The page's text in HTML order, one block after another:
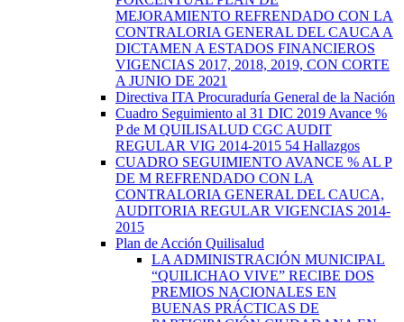
MEJORAMIENTO REFRENDADO CON LA
CONTRALORIA GENERAL DEL CAUCA A
DICTAMEN A ESTADOS FINANCIEROS
VIGENCIAS 2017, 2018, 2019, CON CORTE
A JUNIO DE 2021
Directiva ITA Procuraduría General de la Nación
Cuadro Seguimiento al 31 DIC 2019 Avance %
P de M QUILISALUD CGC AUDIT
REGULAR VIG 2014-2015 54 Hallazgos
CUADRO SEGUIMIENTO AVANCE % AL P
DE M REFRENDADO CON LA
CONTRALORIA GENERAL DEL CAUCA,
AUDITORIA REGULAR VIGENCIAS 2014-
2015
Plan de Acción Quilisalud
LA ADMINISTRACIÓN MUNICIPAL
“QUILICHAO VIVE” RECIBE DOS
PREMIOS NACIONALES EN
BUENAS PRÁCTICAS DE